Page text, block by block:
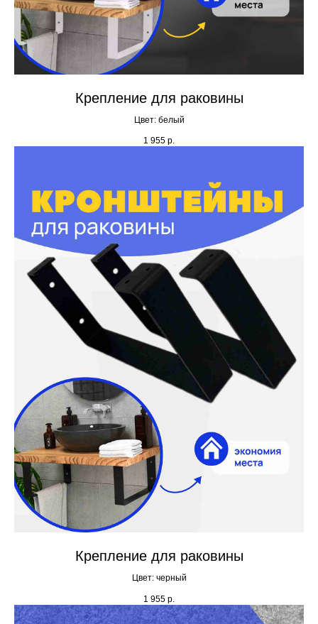
Крепление для раковины
Цвет: белый
1 955 р.
Крепление для раковины
Цвет: черный
1 955 р.